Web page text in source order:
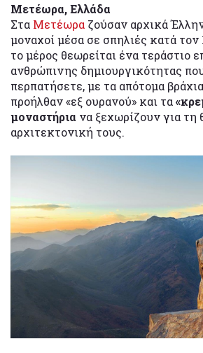
Μετέωρα, Ελλάδα
Στα Μετέωρα ζούσαν αρχικά
μοναχοί μέσα σε σπηλιές κατά τον
το μέρος θεωρείται ένα τεράστιο
ανθρώπινης δημιουργικότητας
περπατήσετε, με τα απότομα
προήλθαν «εξ ουρανού» και τα
μοναστήρια να ξεχωρίζουν για τη
αρχιτεκτονική τους.